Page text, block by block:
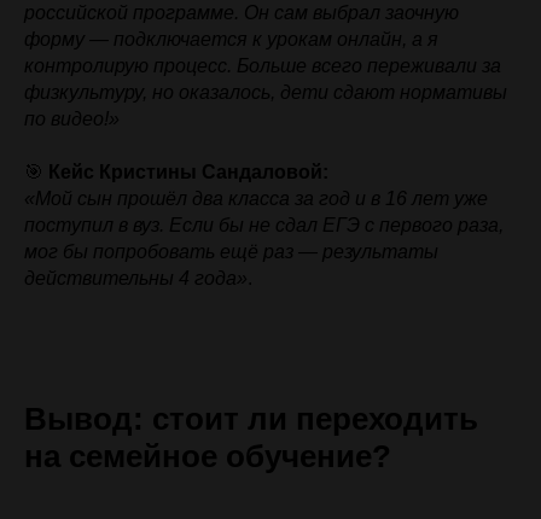
российской программе. Он сам выбрал заочную
форму — подключается к урокам онлайн, а я
контролирую процесс. Больше всего переживали за
физкультуру, но оказалось, дети сдают нормативы
по видео!»
🎯 Кейс Кристины Сандаловой:
«Мой сын прошёл два класса за год и в 16 лет уже
поступил в вуз. Если бы не сдал ЕГЭ с первого раза,
мог бы попробовать ещё раз — результаты
действительны 4 года».
Вывод: стоит ли переходить
на семейное обучение?